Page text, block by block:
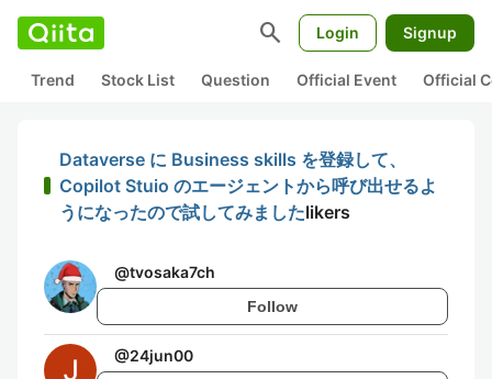
search Login Signup
Trend Stock List Question Official Event Official
Dataverse に Business skills を登録して、
Copilot Stuio のエージェントから呼び出せるよ
うになったので試してみましたlikers
@tvosaka7ch
Follow
@24jun00